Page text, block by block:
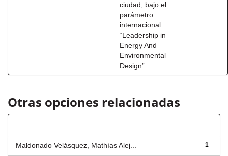
ciudad, bajo el
parámetro
internacional
“Leadership in
Energy And
Environmental
Design”
Otras opciones relacionadas
1
Maldonado Velásquez, Mathías Alej...